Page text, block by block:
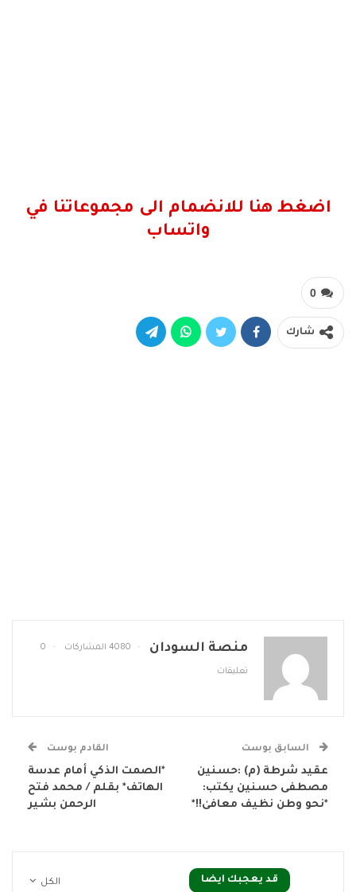
اضغط هنا للانضمام الى مجموعاتنا في
واتساب
0
شارك
منصة السودان 4080 المشاركات 0
تعليقات
السابق بوست
عقيد شرطة (م) :حسنين
مصطفى حسنين يكتب:
*نحو وطن نظيف معافىٰ!!*
القادم بوست
*الصمت الذكي أمام عدسة
الهاتف* بقلم / محمد فتح
الرحمن بشير
الكل قد يعجبك ايضا